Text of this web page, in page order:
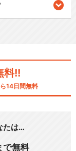
料!!
14日間無料
たは…
で無料